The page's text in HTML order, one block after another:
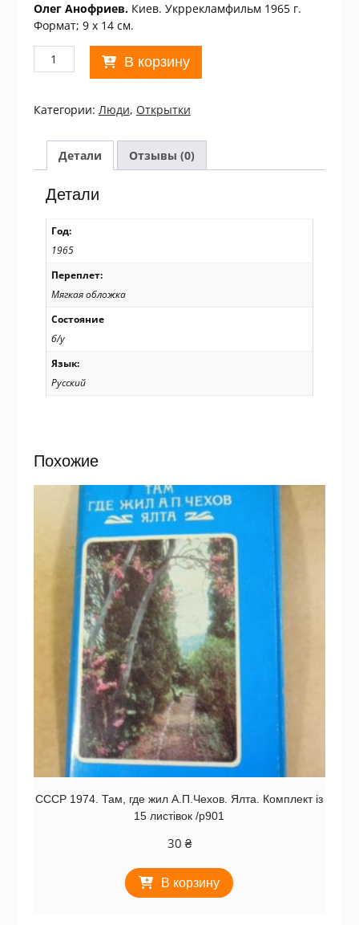
Олег Анофриев.Киев. Укррекламфильм 1965 г.
Формат; 9 х 14 см.
Количество
товара
1965.
Анофриев
/p103
В корзину
Категории: Люди, Открытки
Детали Отзывы (0)
Детали
Год:
1965
Переплет:
Мягкая обложка
Состояние
б/у
Язык:
Русский
Похожие
СССР 1974. Там, где жил А.П.Чехов. Ялта. Комплект із
15 листівок /р901
30 ₴
В корзину